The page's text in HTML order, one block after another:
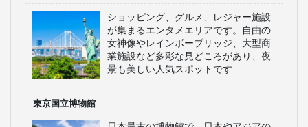
ショッピング、グルメ、レジャー施設
が集まるエンタメエリアです。自由の
女神像やレインボーブリッジ、大型商
業施設など多彩な見どころがあり、夜
景も美しい人気スポットです
東京国立博物館